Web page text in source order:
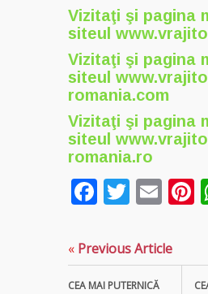
Vizitaţi şi pagina
siteul
Vizitaţi şi pagina
siteul
romania.com
Vizitaţi şi pagina
siteul
romania.ro
« Previous Article
CEA MAI PUTERNICĂ